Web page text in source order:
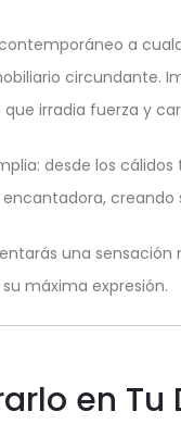
a
circundante.
irradia fuerza y
desde los
creando
una
máxima expresión.
en Tu